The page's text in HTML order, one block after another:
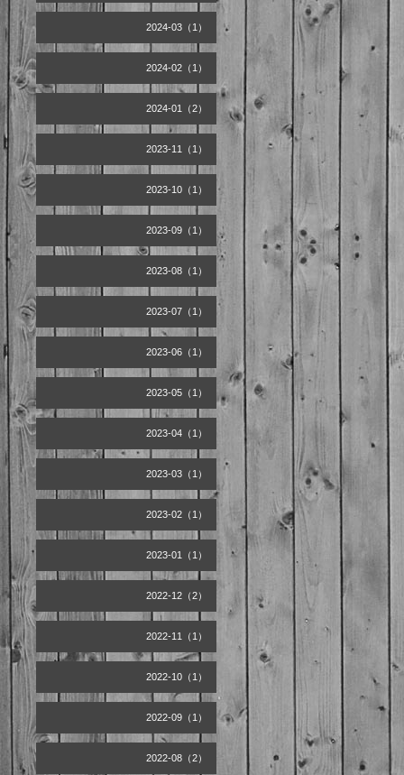
2024-03（1）
2024-02（1）
2024-01（2）
2023-11（1）
2023-10（1）
2023-09（1）
2023-08（1）
2023-07（1）
2023-06（1）
2023-05（1）
2023-04（1）
2023-03（1）
2023-02（1）
2023-01（1）
2022-12（2）
2022-11（1）
2022-10（1）
2022-09（1）
2022-08（2）